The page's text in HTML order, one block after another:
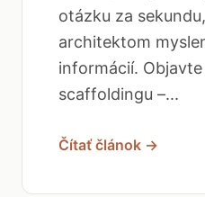
otázku za
architektom
informácií.
scaffoldingu –...
Čítať článok →